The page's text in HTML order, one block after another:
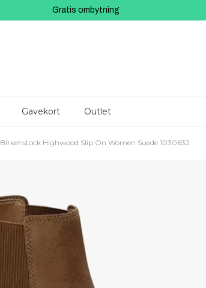
Gratis ombytning
Gavekort Outlet
Birkenstock Highwood Slip On Women Suede 1030632